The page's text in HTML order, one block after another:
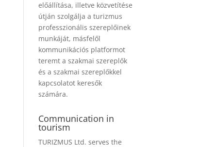
előállítása, illetve közvetítése
útján szolgálja a turizmus
professzionális szereplőinek
munkáját, másfelől
kommunikációs platformot
teremt a szakmai szereplők
és a szakmai szereplőkkel
kapcsolatot keresők
számára.
Communication in
tourism
TURIZMUS Ltd. serves the